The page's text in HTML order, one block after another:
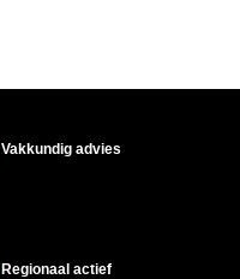
Vakkundig advies
Regionaal actief